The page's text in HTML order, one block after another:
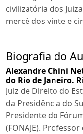
civilizatória dos
mercê dos vinte e
Biografia do
Alexandre Chini
do Rio de Janeiro.
Juiz de Direito do
da Presidência do
Presidente do
(FONAJE).